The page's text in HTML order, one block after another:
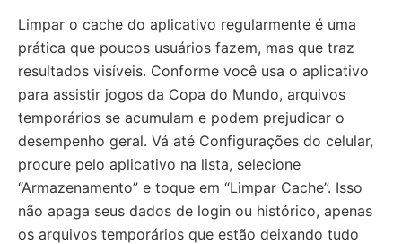
Limpar o cache do aplicativo regularmente é uma
prática que poucos usuários fazem, mas que traz
resultados visíveis. Conforme você usa o aplicativo
para assistir jogos da Copa do Mundo, arquivos
temporários se acumulam e podem prejudicar o
desempenho geral. Vá até Configurações do celular,
procure pelo aplicativo na lista, selecione
“Armazenamento” e toque em “Limpar Cache”. Isso
não apaga seus dados de login ou histórico, apenas
os arquivos temporários que estão deixando tudo